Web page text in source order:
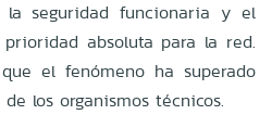
seguridad funcionaria y el
absoluta para la red.
el fenómeno ha superado
los organismos técnicos.